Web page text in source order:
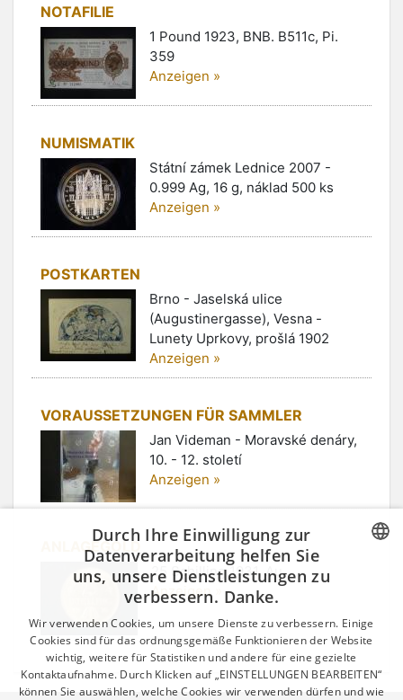
NOTAFILIE
1 Pound 1923, BNB. B511c, Pi.
359
Anzeigen »
NUMISMATIK
Státní zámek Lednice 2007 -
0.999 Ag, 16 g, náklad 500 ks
Anzeigen »
POSTKARTEN
Brno - Jaselská ulice
(Augustinergasse), Vesna -
Lunety Uprkovy, prošlá 1902
Anzeigen »
VORAUSSETZUNGEN FÜR SAMMLER
Jan Videman - Moravské denáry,
10. - 12. století
Anzeigen »
ANLAGEGOLD
25 Schilling 1931, Au
Anzeigen »
ENGLISH
Durch Ihre Einwilligung zur
Datenverarbeitung helfen Sie
uns, unsere Dienstleistungen zu
verbessern. Danke.
Wir verwenden Cookies, um unsere Dienste zu verbessern. Einige
Cookies sind für das ordnungsgemäße Funktionieren der Website
wichtig, weitere für Statistiken und andere für eine gezielte
Kontaktaufnahme. Durch Klicken auf „EINSTELLUNGEN BEARBEITEN“
können Sie auswählen, welche Cookies wir verwenden dürfen und wie